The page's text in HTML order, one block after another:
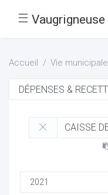
☰ Vaugrigneuse
Accueil Vie municipale